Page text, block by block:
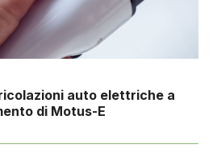
auto elettriche a
di Motus-E